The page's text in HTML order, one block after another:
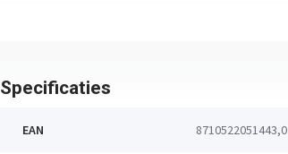
Specificaties
EAN 8710522051443,0